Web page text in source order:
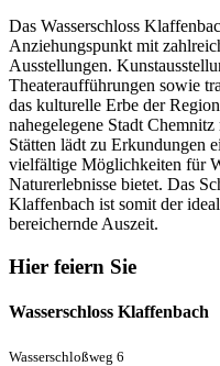
Das Wasserschloss
Anziehungspunkt mit
Ausstellungen.
Theateraufführungen sowie
das kulturelle Erbe der
nahegelegene Stadt
Stätten lädt zu Erkundungen
vielfältige Möglichkeiten für
Naturerlebnisse bietet. Das
Klaffenbach ist somit der
bereichernde Auszeit.
Hier feiern Sie
Wasserschloss Klaffenbach
Wasserschloßweg 6